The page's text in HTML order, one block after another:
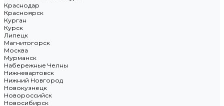
Краснодар
Красноярск
Курган
Курск
Липецк
Магнитогорск
Москва
Мурманск
Набережные Челны
Нижневартовск
Нижний Новгород
Новокузнецк
Новороссийск
Новосибирск